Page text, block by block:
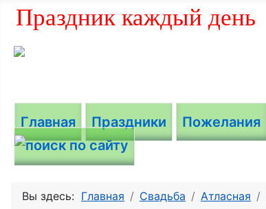
Праздник каждый день
Главная Праздники Пожелания
Вы здесь: Главная Свадьба Атласная